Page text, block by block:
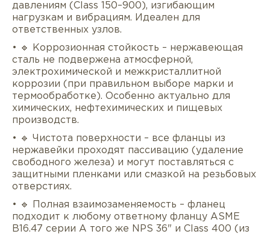
давлениям (Class 150–900), изгибающим
нагрузкам и вибрациям. Идеален для
ответственных узлов.
• 🔹 Коррозионная стойкость – нержавеющая
сталь не подвержена атмосферной,
электрохимической и межкристаллитной
коррозии (при правильном выборе марки и
термообработке). Особенно актуально для
химических, нефтехимических и пищевых
производств.
• 🔹 Чистота поверхности – все фланцы из
нержавейки проходят пассивацию (удаление
свободного железа) и могут поставляться с
защитными пленками или смазкой на резьбовых
отверстиях.
• 🔹 Полная взаимозаменяемость – фланец
подходит к любому ответному фланцу ASME
B16.47 серии A того же NPS 36" и Class 400 (из